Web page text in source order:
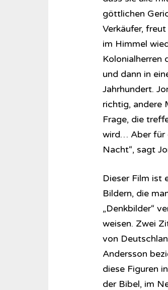
göttlichen
Verkäufer,
im Himmel
Kolonialherren
und dann in
Jahrhundert.
richtig, andere
Frage, die
wird… Aber für
Nacht“, sagt
Dieser Film ist
Bildern, die
„Denkbilder“
weisen. Zwei
von
Andersson
diese Figuren
der Bibel, im